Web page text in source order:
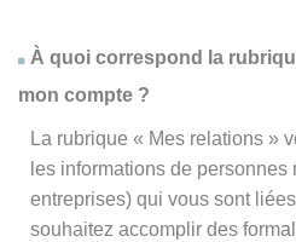
À quoi correspond la
mon compte ?
La rubrique « Mes relations »
les informations de
entreprises) qui vous sont
souhaitez accomplir des